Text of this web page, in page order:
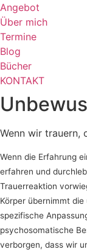
Angebot
Über mich
Termine
Blog
Bücher
KONTAKT
Wenn wir trauern,
Wenn die Erfahrung
erfahren und
Trauerreaktion
Körper übernimmt
spezifische
psychosomatische
verborgen, dass wir